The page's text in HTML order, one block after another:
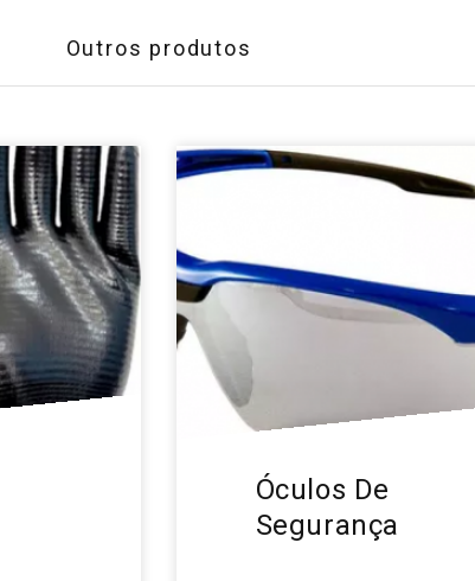
Outros produtos
Óculos De
Segurança